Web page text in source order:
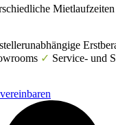
✓ Service- und